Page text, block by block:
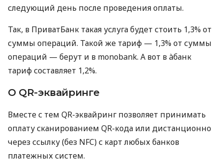
следующий день после проведения оплаты.
Так, в ПриватБанк такая услуга будет стоить 1,3% от
суммы операций. Такой же тариф — 1,3% от суммы
операций — берут и в monobank. А вот в àбанк
тариф составляет 1,2%.
О QR-эквайринге
Вместе с тем QR-эквайринг позволяет принимать
оплату сканированием QR-кода или дистанционно
через ссылку (без NFC) с карт любых банков
платежных систем.